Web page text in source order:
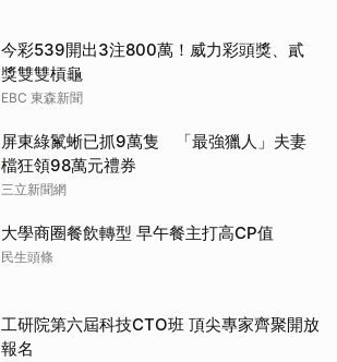
今彩539開出3注800萬！威力彩頭獎、貳
獎雙雙槓龜
EBC 東森新聞
屏東綠鬣蜥已抓9萬隻 「最強獵人」夫妻
檔狂領98萬元禮券
三立新聞網
大學商圈餐飲轉型 早午餐主打高CP值
民生頭條
工研院第六屆科技CTO班 頂尖專家齊聚開放
報名